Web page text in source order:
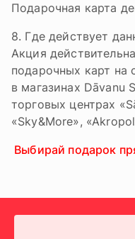
Подарочная карта
8. Где действует
Акция
подарочных карт на
в магазинах Dāvanu
торговых центрах
«Sky&More»,
Выбирай подарок